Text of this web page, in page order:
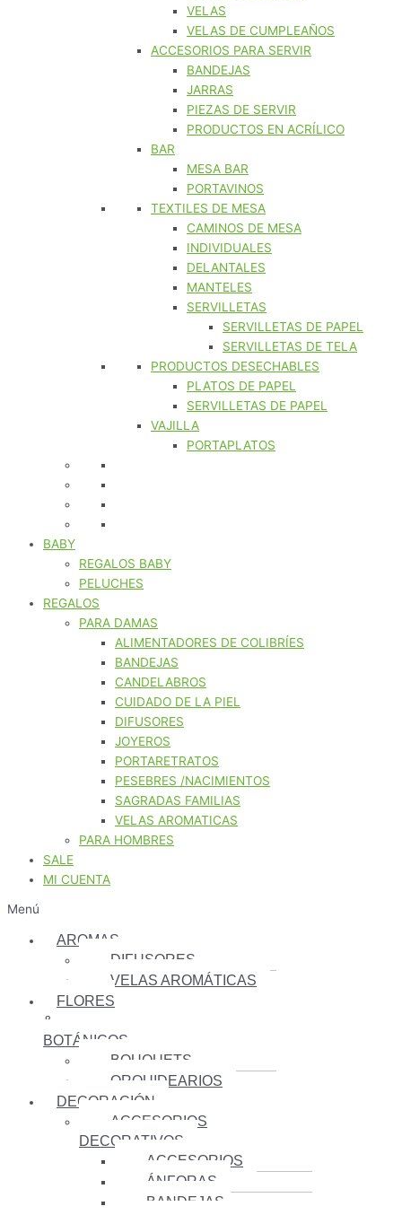
VELAS
VELAS DE CUMPLEAÑOS
ACCESORIOS PARA SERVIR
BANDEJAS
JARRAS
PIEZAS DE SERVIR
PRODUCTOS EN ACRÍLICO
BAR
MESA BAR
PORTAVINOS
TEXTILES DE MESA
CAMINOS DE MESA
INDIVIDUALES
DELANTALES
MANTELES
SERVILLETAS
SERVILLETAS DE PAPEL
SERVILLETAS DE TELA
PRODUCTOS DESECHABLES
PLATOS DE PAPEL
SERVILLETAS DE PAPEL
VAJILLA
PORTAPLATOS
BABY
REGALOS BABY
PELUCHES
REGALOS
PARA DAMAS
ALIMENTADORES DE COLIBRÍES
BANDEJAS
CANDELABROS
CUIDADO DE LA PIEL
DIFUSORES
JOYEROS
PORTARETRATOS
PESEBRES /NACIMIENTOS
SAGRADAS FAMILIAS
VELAS AROMATICAS
PARA HOMBRES
SALE
MI CUENTA
Menú
AROMAS
DIFUSORES
VELAS AROMÁTICAS
FLORES
&
BOTÁNICOS
BOUQUETS
ORQUIDEARIOS
DECORACIÓN
ACCESORIOS
DECORATIVOS
ACCESORIOS
ÁNFORAS
BANDEJAS